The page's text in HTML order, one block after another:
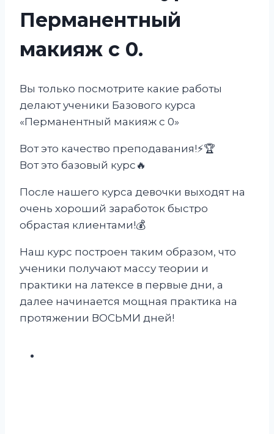
Перманентный
макияж с 0.
Вы только посмотрите какие работы
делают ученики Базового курса
«Перманентный макияж с 0»
Вот это качество преподавания!⚡️🏆
Вот это базовый курс🔥
После нашего курса девочки выходят на
очень хороший заработок быстро
обрастая клиентами!💰
Наш курс построен таким образом, что
ученики получают массу теории и
практики на латексе в первые дни, а
далее начинается мощная практика на
протяжении ВОСЬМИ дней!